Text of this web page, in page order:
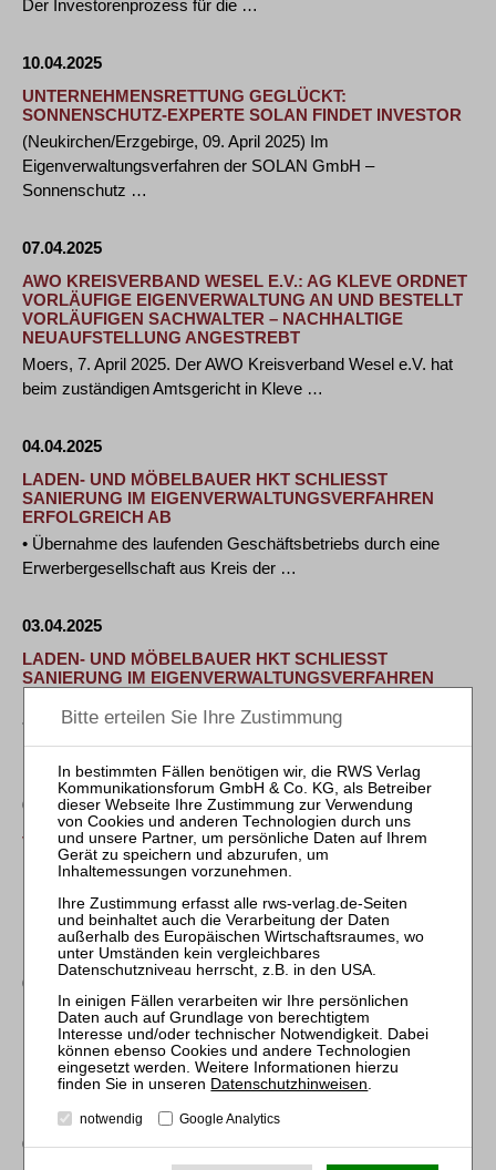
Der Investorenprozess für die …
10.04.2025
UNTERNEHMENSRETTUNG GEGLÜCKT:
SONNENSCHUTZ-EXPERTE SOLAN FINDET INVESTOR
(Neukirchen/Erzgebirge, 09. April 2025) Im
Eigenverwaltungsverfahren der SOLAN GmbH –
Sonnenschutz …
07.04.2025
AWO KREISVERBAND WESEL E.V.: AG KLEVE ORDNET
VORLÄUFIGE EIGENVERWALTUNG AN UND BESTELLT
VORLÄUFIGEN SACHWALTER – NACHHALTIGE
NEUAUFSTELLUNG ANGESTREBT
Moers, 7. April 2025. Der AWO Kreisverband Wesel e.V. hat
beim zuständigen Amtsgericht in Kleve …
04.04.2025
LADEN- UND MÖBELBAUER HKT SCHLIESST S
ANIERUNG IM EIGENVERWALTUNGSVERFAHREN E
RFOLGREICH AB
• Übernahme des laufenden Geschäftsbetriebs durch eine
Erwerbergesellschaft aus Kreis der …
03.04.2025
LADEN- UND MÖBELBAUER HKT SCHLIESST S
ANIERUNG IM EIGENVERWALTUNGSVERFAHREN E
• Übernahme des laufenden Geschäftsbetriebs durch eine
Erwerbergesellschaft aus Kreis der …
02.04.2025
Vizepräsident des Bundesarbeitsgerichts Dr. Rüdiger
Linck im Ruhestand
Mit Ablauf des 31. März 2025 ist der Vizepräsident des
Bundesarbeitsgerichts Dr. Rüdiger Linck in …
01.04.2025
PFLEGEANBIETER KENBI STELLT SICH IN
INSOLVENZVERFAHREN NEU AUF
Düsseldorf, 31. März 2025. Der Pflegeanbieter Kenbi GmbH
hat einen Eigenantrag auf Eröffnung …
01.04.2025
Datenschutzhinweisen.
notwendig Google Analytics